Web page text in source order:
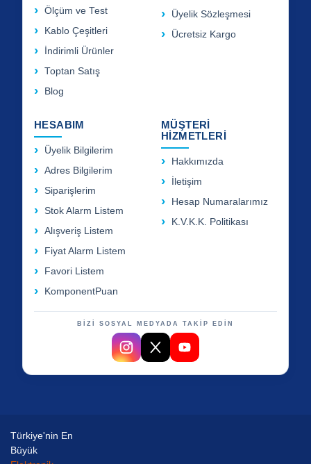
Ölçüm ve Test
Kablo Çeşitleri
İndirimli Ürünler
Toptan Satış
Blog
Üyelik Sözleşmesi
Ücretsiz Kargo
HESABIM
Üyelik Bilgilerim
Adres Bilgilerim
Siparişlerim
Stok Alarm Listem
Alışveriş Listem
Fiyat Alarm Listem
Favori Listem
KomponentPuan
MÜŞTERİ
HİZMETLERİ
Hakkımızda
İletişim
Hesap Numaralarımız
K.V.K.K. Politikası
BİZİ SOSYAL MEDYADA TAKİP EDİN
Türkiye'nin En
Büyük